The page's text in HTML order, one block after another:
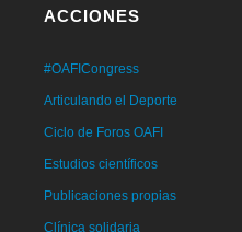
ACCIONES
#OAFICongress
Articulando el Deporte
Ciclo de Foros OAFI
Estudios científicos
Publicaciones propias
Clínica solidaria